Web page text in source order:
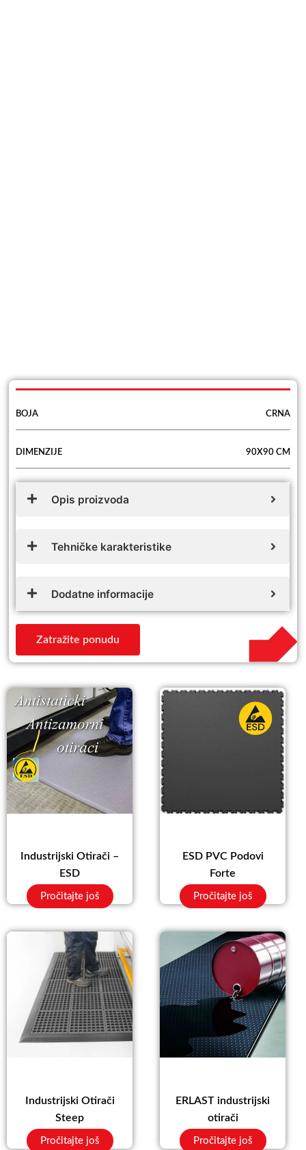
BOJA CRNA
DIMENZIJE 90X90 CM
Opis proizvoda
Tehničke karakteristike
Dodatne informacije
Zatražite ponudu
Industrijski Otirači –
ESD
Pročitajte još
ESD PVC Podovi
Forte
Pročitajte još
Industrijski Otirači
Steep
Pročitajte još
ERLAST industrijski
otirači
Pročitajte još